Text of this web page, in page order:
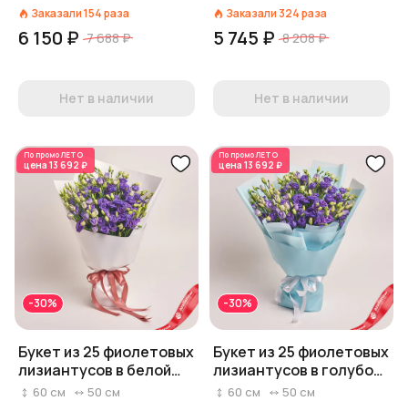
Заказали154раза
6 150 ₽ 7 688 ₽
Нет в наличии
Заказали 324раза
5 745 ₽ 8 208 ₽
Нет в наличии
По промоЛЕТО
цена 13 692 ₽
-30%
Букет из 25 фиолетовых
лизиантусов в белой
бумаге
60 см 50 см
По промоЛЕТО
цена 13 692 ₽
-30%
Букет из 25 фиолетовых
лизиантусов в голубой
пленке
60 см 50 см